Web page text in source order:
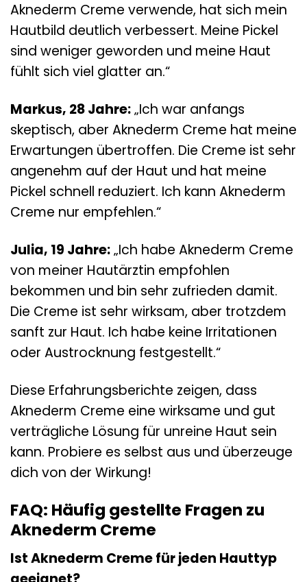
Aknederm Creme verwende, hat sich mein
Hautbild deutlich verbessert. Meine Pickel
sind weniger geworden und meine Haut
fühlt sich viel glatter an.“
Markus, 28 Jahre:„Ich war anfangs
skeptisch, aber Aknederm Creme hat meine
Erwartungen übertroffen. Die Creme ist sehr
angenehm auf der Haut und hat meine
Pickel schnell reduziert. Ich kann Aknederm
Creme nur empfehlen.“
Julia, 19 Jahre:„Ich habe Aknederm Creme
von meiner Hautärztin empfohlen
bekommen und bin sehr zufrieden damit.
Die Creme ist sehr wirksam, aber trotzdem
sanft zur Haut. Ich habe keine Irritationen
oder Austrocknung festgestellt.“
Diese Erfahrungsberichte zeigen, dass
Aknederm Creme eine wirksame und gut
verträgliche Lösung für unreine Haut sein
kann. Probiere es selbst aus und überzeuge
dich von der Wirkung!
FAQ: Häufig gestellte Fragen zu
Aknederm Creme
Ist Aknederm Creme für jeden Hauttyp